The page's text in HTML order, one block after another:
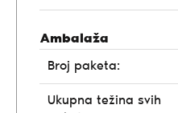
Ambalaža
Broj paketa:
Ukupna težina svih